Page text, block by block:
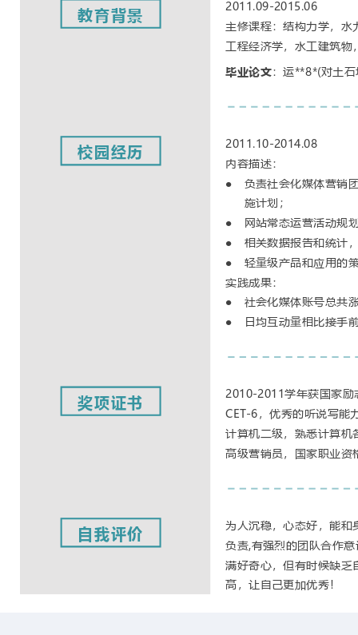
2011.09-
主修课程：结构力学，水
工程经济学，水工建筑
毕业论文：运**8*(对土
教育背景
2011.10-
内容描述：

负责社会化媒体营销
施计划；
 网站常态运营活动规
 相关数据报告和统计

轻量级产品和应用的
实践成果：
 社会化媒体账号总共
 日均互动量相比接手
校园经历
2010-2011学年获国家励
CET-6，优秀的听说写能
计算机二级，熟悉计算机
高级营销员，国家职业资
奖项证书
为人沉稳，心态好，能和
负责,有强烈的团队合作
满好奇心，但有时候缺乏
高，让自己更加优秀！
自我评价